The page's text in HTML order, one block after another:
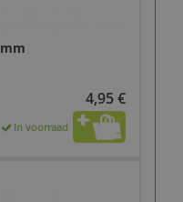
4,95 €
In voorraad